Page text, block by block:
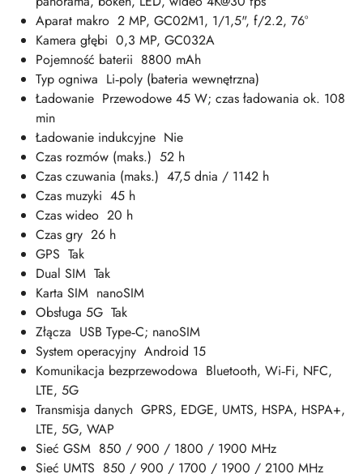
Aparat makro 2 MP, GC02M1, 1/1,5", f/2.2, 76°
Kamera głębi 0,3 MP, GC032A
Pojemność baterii 8800 mAh
Typ ogniwa Li‑poly (bateria wewnętrzna)
Ładowanie Przewodowe 45 W; czas ładowania ok. 108
min
Ładowanie indukcyjne Nie
Czas rozmów (maks.) 52 h
Czas czuwania (maks.) 47,5 dnia / 1142 h
Czas muzyki 45 h
Czas wideo 20 h
Czas gry 26 h
GPS Tak
Dual SIM Tak
Karta SIM nanoSIM
Obsługa 5G Tak
Złącza USB Type‑C; nanoSIM
System operacyjny Android 15
Komunikacja bezprzewodowa Bluetooth, Wi‑Fi, NFC,
LTE, 5G
Transmisja danych GPRS, EDGE, UMTS, HSPA, HSPA+,
LTE, 5G, WAP
Sieć GSM 850 / 900 / 1800 / 1900 MHz
Sieć UMTS 850 / 900 / 1700 / 1900 / 2100 MHz